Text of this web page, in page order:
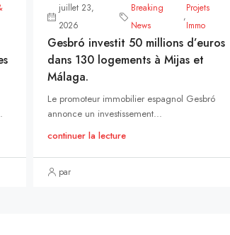
juillet 23,
2026
Breaking
News
,
Projets
Immo
Gesbró investit 50 millions d’euros
dans 130 logements à Mijas et
Málaga.
Le promoteur immobilier espagnol Gesbró
annonce un investissement...
continuer la lecture
par